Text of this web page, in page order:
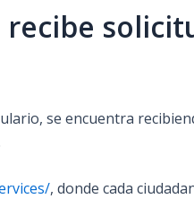
recibe
se encuentra
, donde cada